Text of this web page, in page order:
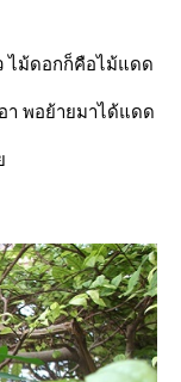
ไม้ดอกก็คือไม้แดด
า พอย้ายมาได้แดด